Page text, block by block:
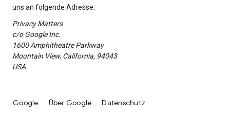
uns an folgende Adresse:
Privacy Matters
c/o Google Inc.
1600 Amphitheatre Parkway
Mountain View, California, 94043
USA
Google Über Google Datenschutz